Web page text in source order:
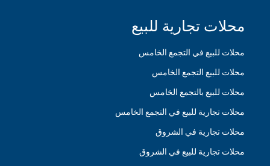
محلات تجارية للبيع
محلات للبيع في التجمع الخامس
محلات للبيع التجمع الخامس
محلات للبيع بالتجمع الخامس
محلات تجارية للبيع في التجمع الخامس
محلات تجارية في الشروق
محلات تجارية للبيع في الشروق